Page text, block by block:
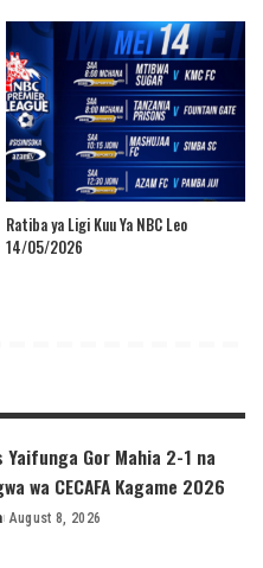
Ratiba ya Ligi Kuu Ya NBC Leo
14/05/2026
Yaifunga Gor Mahia 2-1 na
wa CECAFA Kagame 2026
August 8, 2026